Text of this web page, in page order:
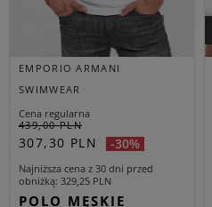
EMPORIO ARMANI
SWIMWEAR
Cena regularna
439,00 PLN
307,30 PLN -30%
Najniższa cena z 30 dni przed
obniżką 329,25 PLN
POLO MĘSKIE